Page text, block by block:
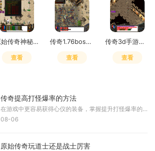
原始传奇神秘之石在哪里获得
查看
传奇1.76boss掉落
查看
传奇3d手游是赛季制吗怎么玩
查看
传奇提高打怪爆率的方法
在游戏中更容易获得心仪的装备，掌握提升打怪爆率的技巧十分重要。首先需要理解游戏的基本机制，爆率是指击败怪物后掉落物品的概率，不同的怪物和地点拥有不同的爆率设定。通
08-06
原始传奇玩道士还是战士厉害